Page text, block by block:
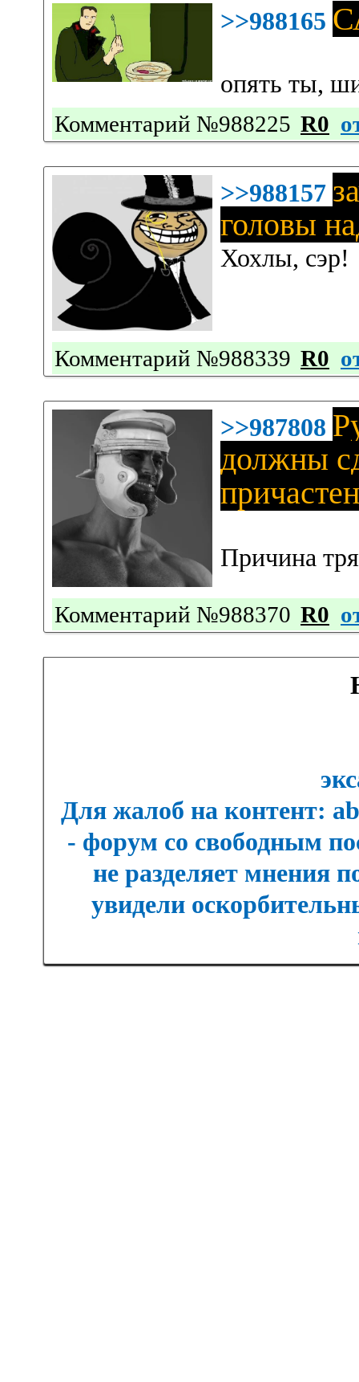
>>988165
опять ты,
Комментарий №988225 R0
>>988157
головы
Хохлы, сэр!
Комментарий №988339 R0
>>987808
должны
Причина
Комментарий №988370 R0
Для жалоб на контент:
- форум со свободным
не разделяет мнения
увидели